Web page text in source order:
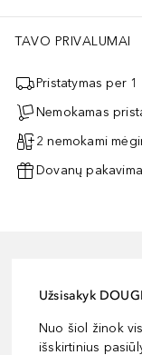
TAVO PRIVALUMAI
Pristatymas per
Nemokamas
2 nemokami
Dovanų
Užsisakyk
Nuo šiol žinok
išskirtinius